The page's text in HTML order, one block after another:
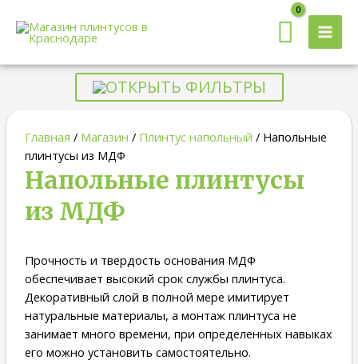
Главная / Магазин / Плинтус напольный / Напольные
плинтусы из МДФ
Напольные плинтусы
из МДФ
Прочность и твердость основания МДФ
обеспечивает высокий срок службы плинтуса.
Декоративный слой в полной мере имитирует
натуральные материалы, а монтаж плинтуса не
занимает много времени, при определенных навыках
его можно установить самостоятельно.
ОТКРЫТЬ ФИЛЬТРЫ